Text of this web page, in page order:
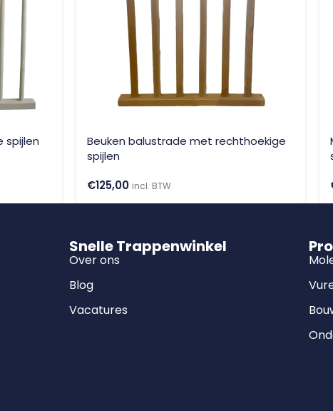
spijlen
Beuken balustrade met rechthoekige
spijlen
€125,00 incl. BTW
Snelle Trappenwinkel
Over ons
Blog
Vacatures